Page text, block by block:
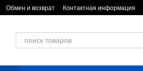
Обмен и возврат Контактная информация